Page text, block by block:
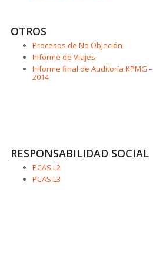
OTROS
Procesos de No Objeción
Informe de Viajes
Informe final de Auditoría KPMG –
2014
RESPONSABILIDAD SOCIAL
PCAS L2
PCAS L3